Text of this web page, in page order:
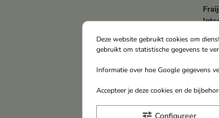
Deze website gebruikt cookies om
gebruikt om statistische gegevens te
Informatie over hoe Google gegevens
Accepteer je deze cookies en de